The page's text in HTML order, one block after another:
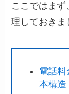
ここではま
理しておきま
電話料
本構造